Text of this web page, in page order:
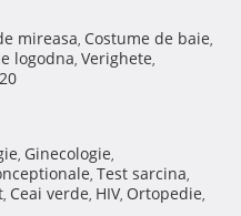
mireasa, Costume de baie,
logodna, Verighete,
, Ginecologie,
, Test sarcina,
, Ceai verde, HIV, Ortopedie,